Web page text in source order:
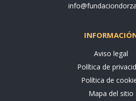
Aviso legal
Política de
Política de
Mapa del sitio